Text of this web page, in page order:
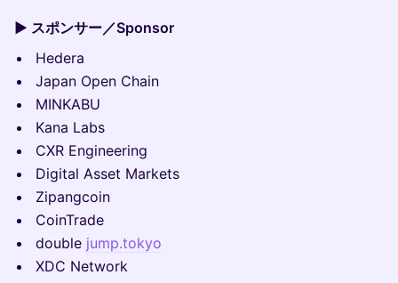
▶️ スポンサー／Sponsor
Hedera
Japan Open Chain
MINKABU
Kana Labs
CXR Engineering
Digital Asset Markets
Zipangcoin
CoinTrade
double jump.tokyo
XDC Network